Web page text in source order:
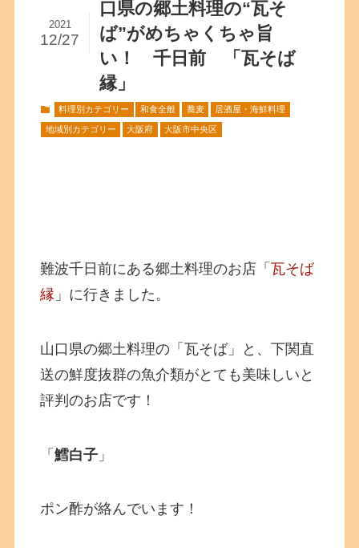
口県の郷土料理の“瓦そ
ば”がめちゃくちゃ旨
い！ 千日前 「瓦そば
縁」
2021
12/27
料理別カテゴリー 和食全般 蕎麦 居酒屋・海鮮料理
地域別カテゴリー 大阪府 大阪市中央区
難波千日前にある郷土料理のお店「瓦そば
縁 」に行きました。
山口県の郷土料理の「瓦そば」と、下関直
送の鮮度抜群の魚介類がとても美味しいと
評判のお店です！
「鱈白子 」
ポン酢が絡んでいます！